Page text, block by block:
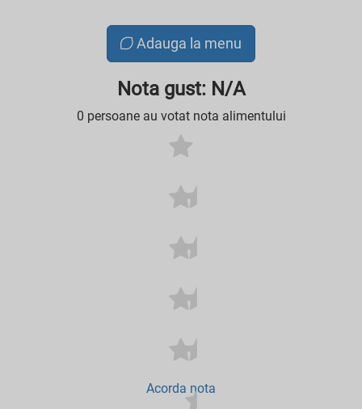
Adauga la menu
Nota gust: N/A
0 persoane au votat nota alimentului
Acorda nota